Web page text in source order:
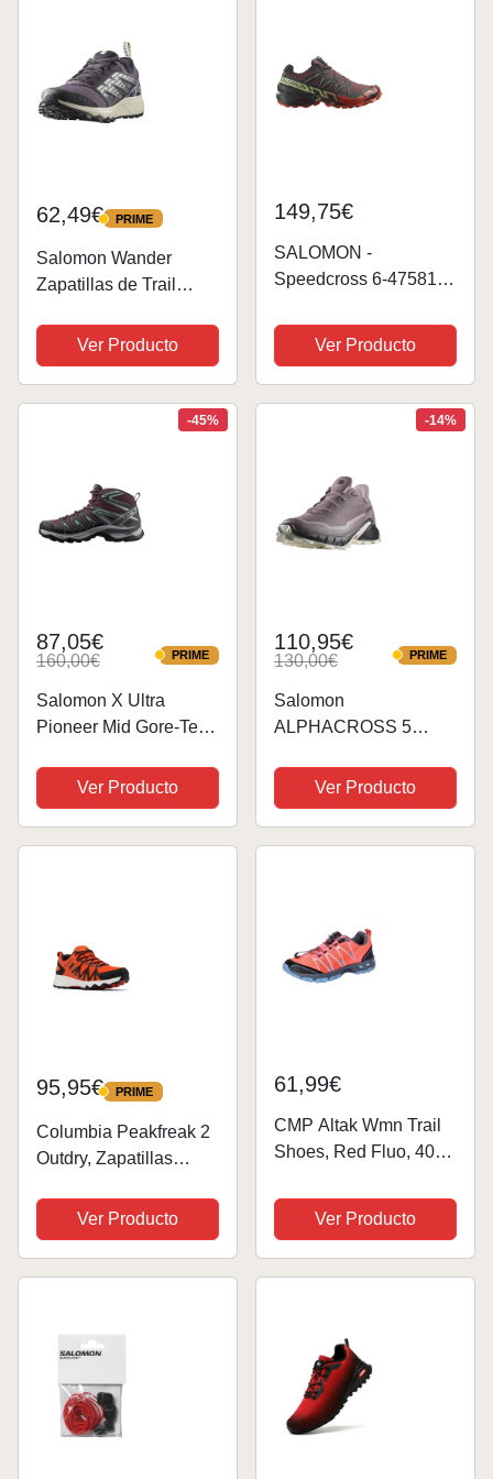
62,49€ PRIME
PRIME
Salomon Wander
Zapatillas de Trail
para Mujer, A punto
para el aire libre,
Comodidad mullida,
Ver Producto
149,75€
SALOMON -
Speedcross 6-475815 -
- Talla: 44 2/3 EU
Ver Producto
-45%
87,05€
160,00€ PRIME
PRIME
Salomon X Ultra
Pioneer Mid Gore-Tex
Impermeables de
Senderismo para
Mujer, Cualquier clima,
Ver Producto
-14%
110,95€
130,00€ PRIME
PRIME
Salomon
ALPHACROSS 5
Zapatillas de
senderismo para mujer
Ver Producto
95,95€ PRIME
PRIME
Columbia Peakfreak 2
Outdry, Zapatillas
Y Negro, 41.5 EU
Ver Producto
61,99€
CMP Altak Wmn Trail
Shoes, Red Fluo, 40
Fluorescente, EU
Ver Producto